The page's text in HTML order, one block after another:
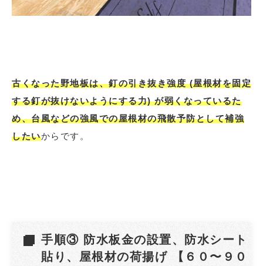
古くなった野地板は、釘の引き抜き強度 (屋根材を固定
する釘が抜けないようにする力) が弱くなっているた
め、台風などの強風での屋根材の飛散予防として補強
したいからです。
手順③ 防水板金の設置、防水シート
貼り、屋根材の荷揚げ 【６０〜９０